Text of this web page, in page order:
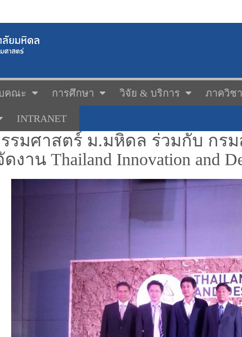
คณะ การศึกษา วิจัย & บริการ ภาควิช
INTRANET
มศาสตร์ ม.มหิดล ร่วมกับ กรม
งาน Thailand Innovation and